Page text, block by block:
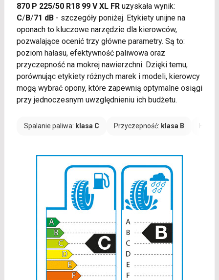
870 P 225/50 R18 99 V XL FRuzyskała wynik:
C/B/71 dB- szczegóły poniżej. Etykiety unijne na
oponach to kluczowe narzędzie dla kierowców,
pozwalające ocenić trzy główne parametry. Są to:
poziom hałasu, efektywność paliwowa oraz
przyczepność na mokrej nawierzchni. Dzięki temu,
porównując etykiety różnych marek i modeli, kierowcy
mogą wybrać opony, które zapewnią optymalne osiągi
przy jednoczesnym uwzględnieniu ich budżetu.
Spalanie paliwa: klasa C Przyczepność: klasa B